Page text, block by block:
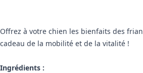
Offrez à votre chien les bienfaits des
cadeau de la mobilité et de la vitalité !
Ingrédients :